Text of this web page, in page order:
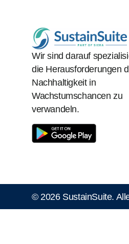
Wir sind darauf
die Herausforderungen
Nachhaltigkeit in
Wachstumschancen zu
verwandeln.
© 2026 SustainSuite.